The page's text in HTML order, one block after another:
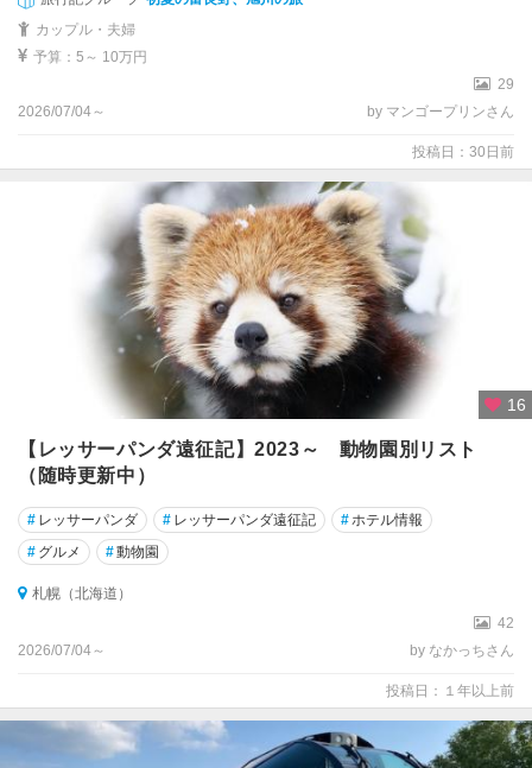
カップル・夫婦
予算：5～ 10万円
29
2026/07/04～
by マンゴープリンさん
投稿日：30日前
16
【レッサーパンダ遠征記】2023～ 動物園別リスト
（随時更新中）
# レッサーパンダ # レッサーパンダ遠征記 #ホテル情報
# グルメ #動物園
札幌（北海道）
42
2026/07/04～
by なかっちさん
投稿日：１年以上前